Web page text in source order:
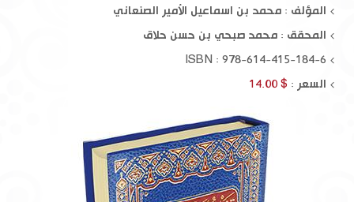
المؤلف : محمد بن اسماعيل الأمير الصنعاني
المحقق : محمد صبحي بن حسن حلاق
ISBN : 978-614-415-184-6
السعر : $ 14.00